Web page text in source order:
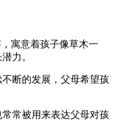
寓意着孩子像草木一
力。
断的发展，父母希望孩
常被用来表达父母对孩